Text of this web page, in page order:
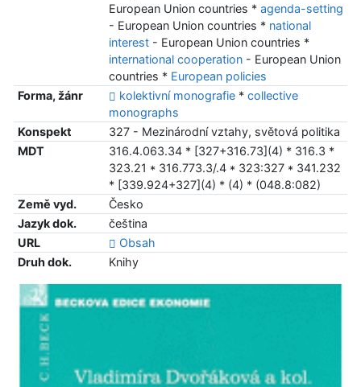
European Union countries * agenda-setting
- European Union countries * national
interest - European Union countries *
international cooperation - European Union
countries * European policies
Forma, žánr
kolektivní monografie * collective
monographs
Konspekt
327 - Mezinárodní vztahy, světová politika
MDT
316.4.063.34 * [327+316.73](4) * 316.3 *
323.21 * 316.773.3/.4 * 323:327 * 341.232
* [339.924+327](4) * (4) * (048.8:082)
Země vyd.
Česko
Jazyk dok.
čeština
URL
Obsah
Druh dok.
Knihy